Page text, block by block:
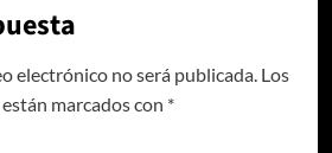
electrónico no será publicada. Los
marcados con *